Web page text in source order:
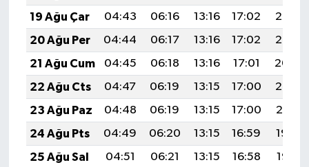
19 Ağu Çar
04:43 06:16 13:16 17:02
20:07
20 Ağu Per
04:44 06:17 13:16 17:02
20:05
21 Ağu Cum
04:45 06:18 13:16 17:01
20:04
22 Ağu Cts
04:47 06:19 13:15 17:00
20:02
23 Ağu Paz
04:48 06:19 13:15 17:00
20:01
24 Ağu Pts
04:49 06:20 13:15 16:59
19:59
25 Ağu Sal
04:51 06:21 13:15 16:58 19:58